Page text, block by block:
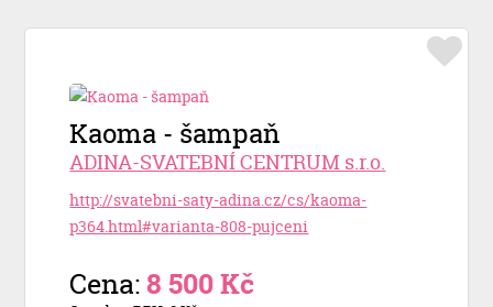
Kaoma - šampaň
ADINA-SVATEBNÍ CENTRUM s.r.o.
http://svatebni-saty-adina.cz/cs/kaoma-
p364.html#varianta-808-pujceni
Cena:8 500 Kč